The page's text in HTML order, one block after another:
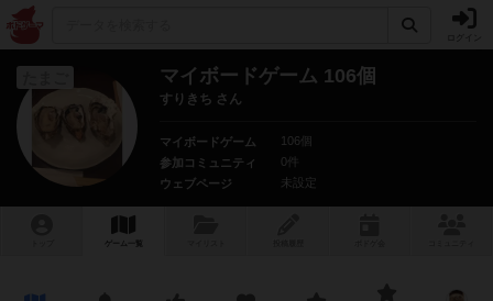
マイボードゲーム 106個
すりきち さん
マイボードゲーム
106個
参加コミュニティ
0件
ウェブページ
未設定
ゲーム一覧